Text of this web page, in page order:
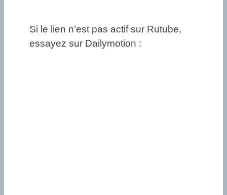
Si le lien n’est pas actif sur Rutube,
essayez sur Dailymotion :